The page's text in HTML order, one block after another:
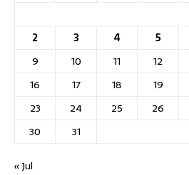
2
3 4 5
9
10 11 12
16
17 18 19
23
24 25 26
30
31
« Jul